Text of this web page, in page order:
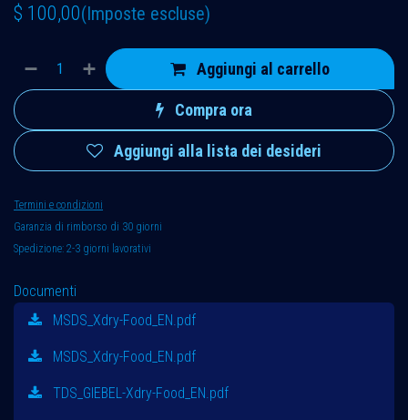
$ 100,00(Imposte escluse)
Aggiungi al carrello
Compra ora
Aggiungi alla lista dei desideri
Termini e condizioni
Garanzia di rimborso di 30 giorni
Spedizione: 2-3 giorni lavorativi
Documenti
MSDS_Xdry-Food_EN.pdf
MSDS_Xdry-Food_EN.pdf
TDS_GIEBEL-Xdry-Food_EN.pdf